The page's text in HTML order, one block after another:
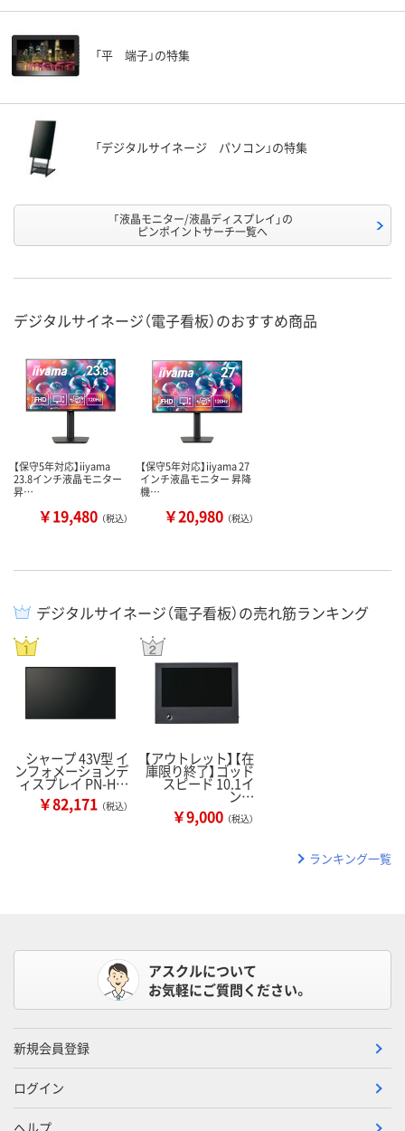
「平 端子」の特集
「デジタルサイネージ パソコン」の特集
「液晶モニター/液晶ディスプレイ」の
ピンポイントサーチ一覧へ
デジタルサイネージ（電子看板）のおすすめ商品
【保守5年対応】iiyama
23.8インチ液晶モニター
昇…
￥19,480 （税込）
【保守5年対応】iiyama 27
インチ液晶モニター 昇降
機…
￥20,980 （税込）
デジタルサイネージ（電子看板）の売れ筋ランキング
シャープ 43V型 イ
ンフォメーションデ
ィスプレイ PN-H…
￥82,171 （税込）
【アウトレット】【在
庫限り終了】ゴッド
スピード 10.1イ
ン…
￥9,000 （税込）
ランキング一覧
アスクルについて
お気軽にご質問ください。
新規会員登録
ログイン